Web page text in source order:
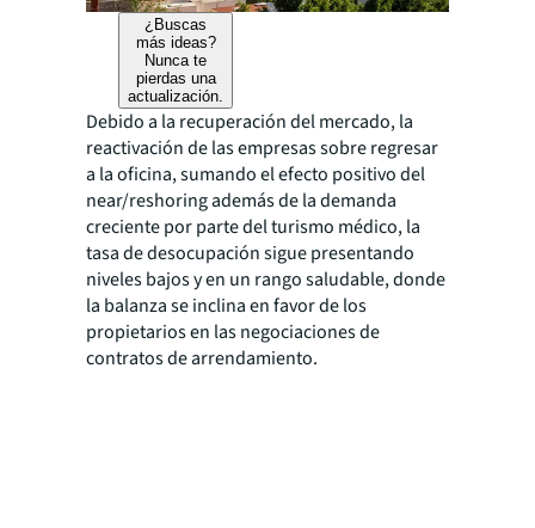
¿Buscas
más ideas?
Nunca te
pierdas una
actualización.
Debido a la recuperación del mercado, la
reactivación de las empresas sobre regresar
a la oficina, sumando el efecto positivo del
near/reshoring además de la demanda
creciente por parte del turismo médico, la
tasa de desocupación sigue presentando
niveles bajos y en un rango saludable, donde
la balanza se inclina en favor de los
propietarios en las negociaciones de
contratos de arrendamiento.